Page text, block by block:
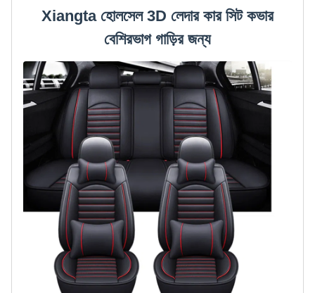
Xiangta হোলসেল 3D লেদার কার সিট কভার
বেশিরভাগ গাড়ির জন্য